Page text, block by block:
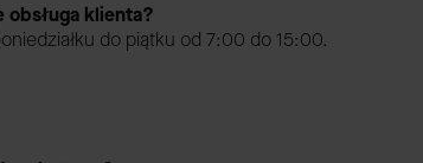
obsługa klienta?
do piątku od 7:00 do 15:00.